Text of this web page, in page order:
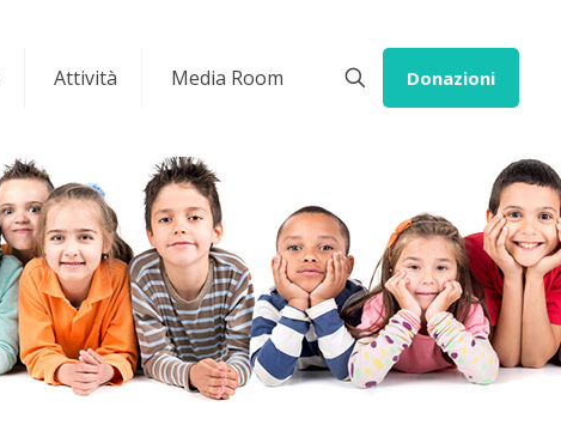
Attività Media Room Donazioni